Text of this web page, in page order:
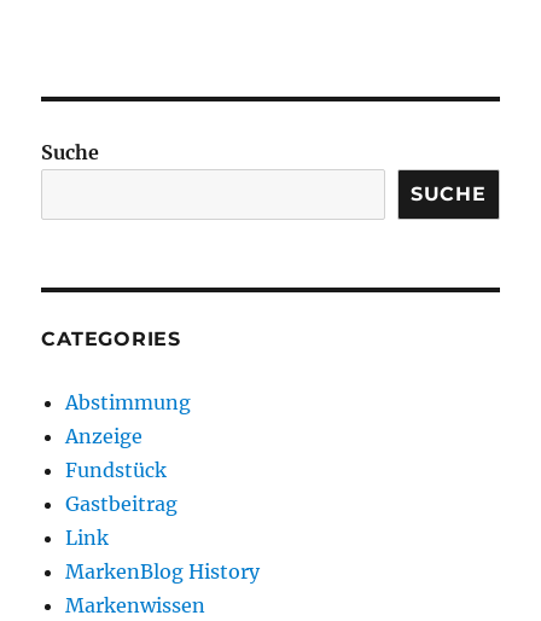
Suche
SUCHE
CATEGORIES
Abstimmung
Anzeige
Fundstück
Gastbeitrag
Link
MarkenBlog History
Markenwissen